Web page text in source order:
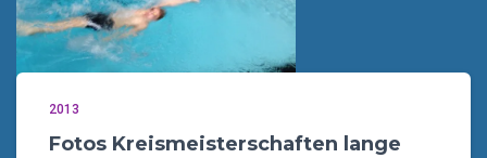
2013
Fotos Kreismeisterschaften lange